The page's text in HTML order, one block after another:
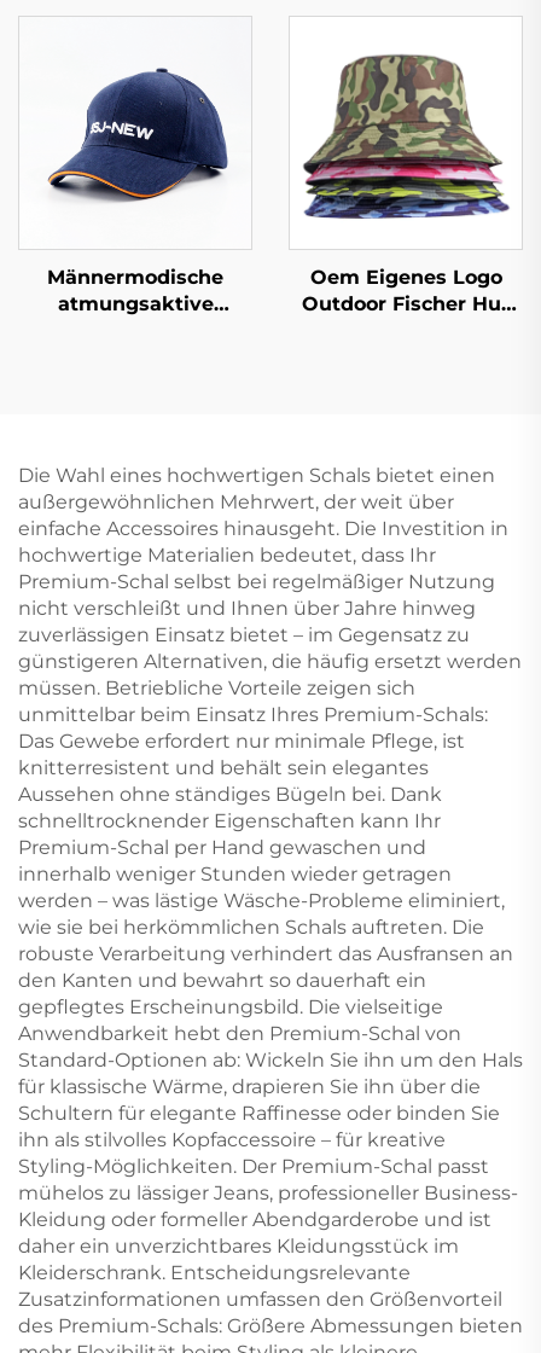
Kopfbedeckung
mit eigenem Logo
Tube Bandana
Vatermütze Vintage-
Trucker-Kappe
Verstellbar
Männermodische
atmungsaktive
Sportkappe mit
gebogenem Schirm,
bedruckter Stoff
Oem Eigenes Logo
Outdoor Fischer Hut
Die Wahl eines hochwertigen Schals bietet einen
außergewöhnlichen Mehrwert, der weit über
einfache Accessoires hinausgeht. Die Investition in
hochwertige Materialien bedeutet, dass Ihr
Premium-Schal selbst bei regelmäßiger Nutzung
nicht verschleißt und Ihnen über Jahre hinweg
zuverlässigen Einsatz bietet – im Gegensatz zu
günstigeren Alternativen, die häufig ersetzt werden
müssen. Betriebliche Vorteile zeigen sich
unmittelbar beim Einsatz Ihres Premium-Schals:
Das Gewebe erfordert nur minimale Pflege, ist
knitterresistent und behält sein elegantes
Aussehen ohne ständiges Bügeln bei. Dank
schnelltrocknender Eigenschaften kann Ihr
Premium-Schal per Hand gewaschen und
innerhalb weniger Stunden wieder getragen
werden – was lästige Wäsche-Probleme eliminiert,
wie sie bei herkömmlichen Schals auftreten. Die
robuste Verarbeitung verhindert das Ausfransen an
den Kanten und bewahrt so dauerhaft ein
gepflegtes Erscheinungsbild. Die vielseitige
Anwendbarkeit hebt den Premium-Schal von
Standard-Optionen ab: Wickeln Sie ihn um den Hals
für klassische Wärme, drapieren Sie ihn über die
Schultern für elegante Raffinesse oder binden Sie
ihn als stilvolles Kopfaccessoire – für kreative
Styling-Möglichkeiten. Der Premium-Schal passt
mühelos zu lässiger Jeans, professioneller Business-
Kleidung oder formeller Abendgarderobe und ist
daher ein unverzichtbares Kleidungsstück im
Kleiderschrank. Entscheidungsrelevante
Zusatzinformationen umfassen den Größenvorteil
des Premium-Schals: Größere Abmessungen bieten